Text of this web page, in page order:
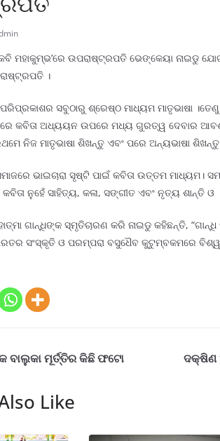
ମହାକୁମ୍ଭ’ରେ ଉପରାଷ୍ଟ୍ରପତି ଭେଙ୍କେୟା ନାଇଡୁ
।
ପରିପ୍ରକାଶର ସବୁଠାରୁ ଶ୍ରେଷ୍ଠ ମାଧ୍ୟମ ମାତୃଭାଷା
କବିତା ଅଧ୍ୟୟନ ଉପରେ ମଧ୍ୟ ଗୁରତ୍ୱ ଦେବାର
ନିଜ ମାତୃଭାଷା ଶିଖନ୍ତୁ ଏବଂ ପରେ ଅନ୍ୟଭାଷା
ଭାଇଚାରା ସୃଷ୍ଟି ପାଇଁ କବିତା ଉତ୍ତମ ମାଧ୍ୟମ।
ନୁହେଁ ସାହିତ୍ୟ, କଳା, ସଙ୍ଗୀତ ଏବଂ ନୃତ୍ୟ ଶାନ୍ତି ଓ
ଗାନ୍ଧିଙ୍କ ସ୍ମୃତିଚାରଣ କରି ନାଇଡୁ କହିଛନ୍ତି,
ସଂସ୍କୃତି ଓ ପରମ୍ପରା ବସୁଧୈବ କୁଟୁମ୍ବକମରେ
ବାଲୁକା ମୂର୍ତ୍ତିର କିଛି ଫଟୋ ଦକ୍ଷିଣ
Like